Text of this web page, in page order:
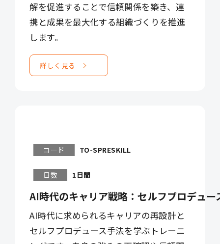
解を促進することで信頼関係を築き、連
携と成果を最大化する組織づくりを推進
します。
詳しく見る
コード TO-SPRESKILL
日数 1日間
AI時代のキャリア戦略：セルフプロデュ
AI時代に求められるキャリアの再設計と
セルフプロデュース手法を学ぶトレーニ